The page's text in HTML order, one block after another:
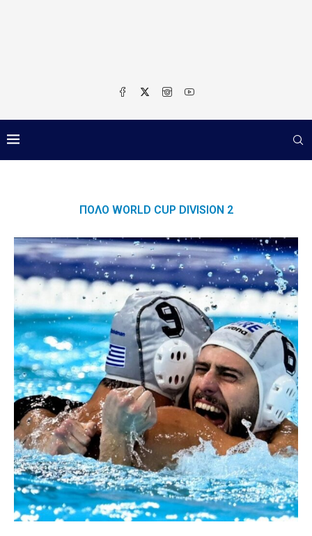
ΠΌΛΟ WORLD CUP DIVISION 2